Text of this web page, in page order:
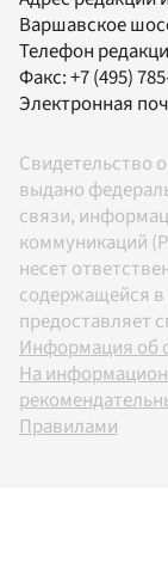
Варшавское
Телефон
Факс:+7 (495)
Электронная
Свидетельство
выдано
связи,
коммуникаций
несет
содержащейся
предоставляет
Информация об
На
Правилами